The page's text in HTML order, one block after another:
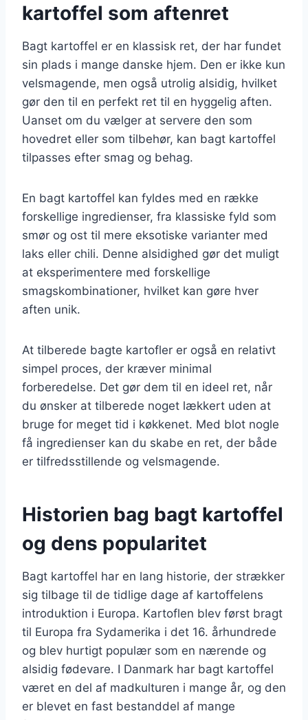
kartoffel som aftenret
Bagt kartoffel er en klassisk ret, der har fundet
sin plads i mange danske hjem. Den er ikke kun
velsmagende, men også utrolig alsidig, hvilket
gør den til en perfekt ret til en hyggelig aften.
Uanset om du vælger at servere den som
hovedret eller som tilbehør, kan bagt kartoffel
tilpasses efter smag og behag.
En bagt kartoffel kan fyldes med en række
forskellige ingredienser, fra klassiske fyld som
smør og ost til mere eksotiske varianter med
laks eller chili. Denne alsidighed gør det muligt
at eksperimentere med forskellige
smagskombinationer, hvilket kan gøre hver
aften unik.
At tilberede bagte kartofler er også en relativt
simpel proces, der kræver minimal
forberedelse. Det gør dem til en ideel ret, når
du ønsker at tilberede noget lækkert uden at
bruge for meget tid i køkkenet. Med blot nogle
få ingredienser kan du skabe en ret, der både
er tilfredsstillende og velsmagende.
Historien bag bagt kartoffel
og dens popularitet
Bagt kartoffel har en lang historie, der strækker
sig tilbage til de tidlige dage af kartoffelens
introduktion i Europa. Kartoflen blev først bragt
til Europa fra Sydamerika i det 16. århundrede
og blev hurtigt populær som en nærende og
alsidig fødevare. I Danmark har bagt kartoffel
været en del af madkulturen i mange år, og den
er blevet en fast bestanddel af mange